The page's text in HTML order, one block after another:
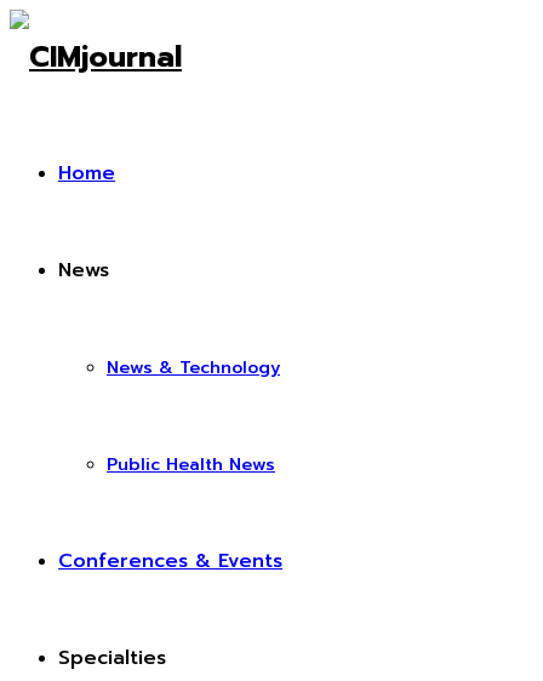
Home
News
News & Technology
Public Health News
Conferences & Events
Specialties